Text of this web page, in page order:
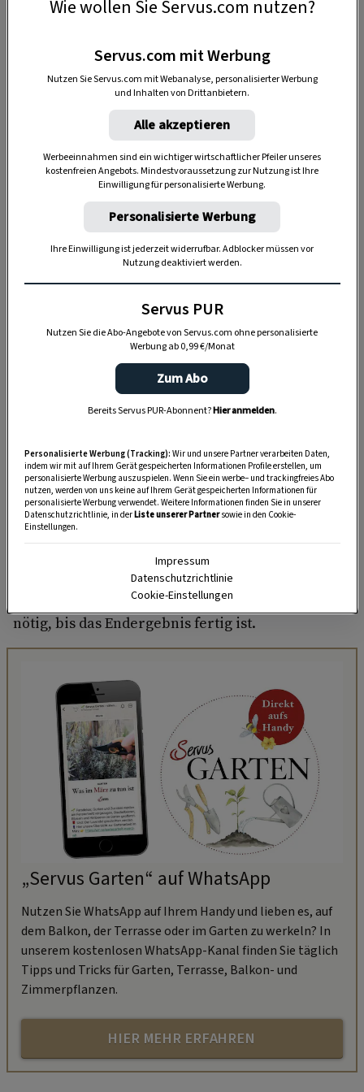
Blaudruck ist eineReservetechnik. Das
bedeutet, man trägt zunächst mit einer
farbundurchlässigen Substanz das Muster auf
bleibt der Stoff an diesen Stellen weiß. Wie
etwa beim Batiken, wo man mit Wachs oder
Zusammenbinden arbeitet.
Beim Blaudruck wird mit Modeldruck der
ist ein Stück Holz, aus dem ein Muster
herausgeschnitten wird (Holzstempel) oder in
das feine Messingstifte hineingeschlagen
werden, die dann das Muster ergeben. Der so
bemusterte Stoff wird nun mit dem blauen
Wie mit viel Zeit wunderschöne Stoffe
entstehen
Beim Blaudruck spielt Zeit keine Rolle. Denn
jeder einzelne Arbeitsschritt ist sehr
zeitaufwendig. Und es sind viele einzelne Schritte
nötig, bis das Endergebnis fertig ist.
„Servus Garten“ auf WhatsApp
Nutzen Sie WhatsApp auf Ihrem Handy und lieben es, auf
dem Balkon, der Terrasse oder im Garten zu werkeln? In
unserem kostenlosen WhatsApp-Kanal finden Sie täglich
Tipps und Tricks für Garten, Terrasse, Balkon- und
Zimmerpflanzen.
HIER MEHR ERFAHREN
Wie wollen Sie Servus.com nutzen?
Servus.com mit Werbung
Nutzen Sie Servus.com mit Webanalyse, personalisierter Werbung
und Inhalten von Drittanbietern.
Alle akzeptieren
Werbeeinnahmen sind ein wichtiger wirtschaftlicher Pfeiler unseres
kostenfreien Angebots. Mindestvoraussetzung zur Nutzung ist Ihre
Einwilligung für personalisierte Werbung.
Personalisierte Werbung
Ihre Einwilligung ist jederzeit widerrufbar. Adblocker müssen vor
Nutzung deaktiviert werden.
Servus PUR
Nutzen Sie die Abo-Angebote von Servus.com ohne personalisierte
Werbung ab 0,99 €/Monat
Zum Abo
Bereits Servus PUR-Abonnent?Hier anmelden.
Personalisierte Werbung (Tracking): Wir und unsere Partner verarbeiten Daten,
indem wir mit auf Ihrem Gerät gespeicherten Informationen Profile erstellen, um
personalisierte Werbung auszuspielen. Wenn Sie ein werbe– und trackingfreies Abo
nutzen, werden von uns keine auf Ihrem Gerät gespeicherten Informationen für
personalisierte Werbung verwendet. Weitere Informationen finden Sie in unserer
Datenschutzrichtlinie, in derListe unserer Partnersowie in den Cookie-
Einstellungen.
Impressum
Datenschutzrichtlinie
Cookie-Einstellungen